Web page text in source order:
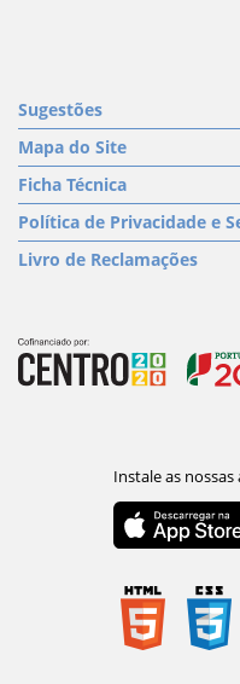
Sugestões
Mapa do Site
Ficha Técnica
Política de Privacidade e
Livro de Reclamações